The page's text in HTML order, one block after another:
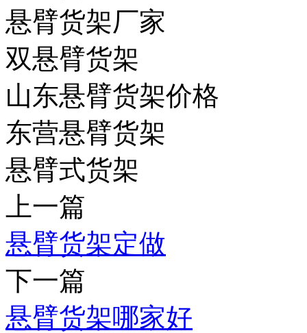
悬臂货架厂家
双悬臂货架
山东悬臂货架价格
东营悬臂货架
悬臂式货架
上一篇
悬臂货架定做
下一篇
悬臂货架哪家好